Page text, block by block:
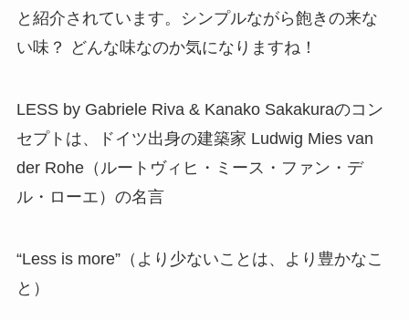
と紹介されています。シンプルながら飽きの来な
い味？ どんな味なのか気になりますね！
LESSby Gabriele Riva & Kanako Sakakuraのコン
セプト は、ドイツ出身の建築家 Ludwig Mies van
der Rohe（ルートヴィヒ・ミース・ファン・デ
ル・ローエ）の名言
“Less is more”（より少ないことは、より豊かなこ
と）